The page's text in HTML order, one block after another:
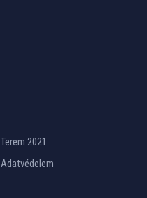
Terem 2021
Adatvédelem